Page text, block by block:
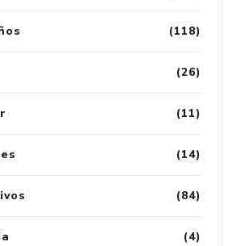
(118)
(26)
(11)
(14)
(84)
(4)